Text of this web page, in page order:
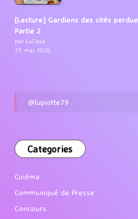
[Lecture] Gardiens des cités
Partie 2
par LuCioLe
25 mai 2026
@lupiotte79
Categories
Cinéma
Communiqué de Presse
Concours